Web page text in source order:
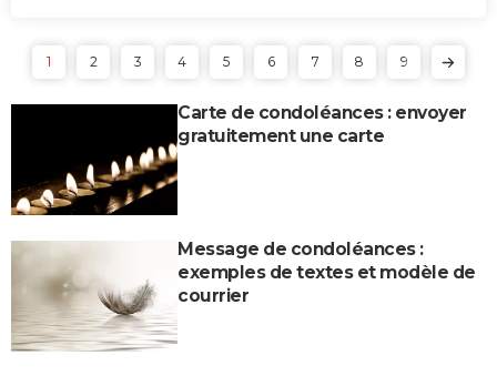
1 2 3 4 5 6 7 8 9
Carte de condoléances : envoyer
gratuitement une carte
Message de condoléances :
exemples de textes et modèle de
courrier